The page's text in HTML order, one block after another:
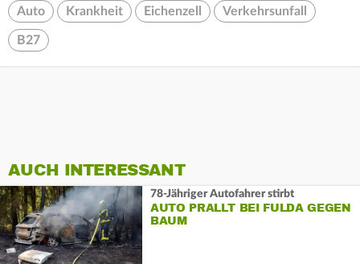
Auto Krankheit Eichenzell Verkehrsunfall
B27
AUCH INTERESSANT
78-Jähriger Autofahrer stirbt
AUTO PRALLT BEI FULDA GEGEN
BAUM